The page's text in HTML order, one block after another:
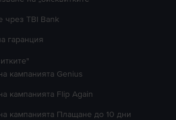
чрез TBI Bank
гаранция
кампанията Genius
кампанията Flip Again
кампанията Плащане до 10 дни